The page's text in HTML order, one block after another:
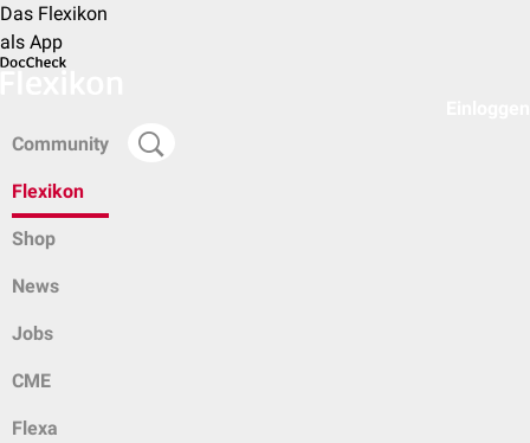
Das Flexikon
als App
Community
Flexikon
Shop
News
Jobs
CME
Flexa